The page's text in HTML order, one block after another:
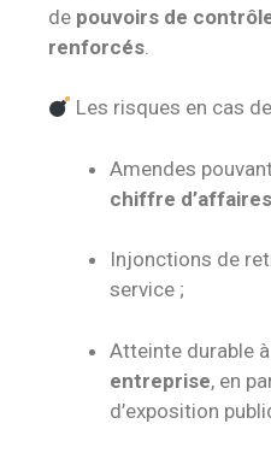
de pouvoirs de
renforcés
Les risques en cas
Amendes
chiffre
Injonctions de
service ;
Atteinte durable
entreprise, en
d’exposition